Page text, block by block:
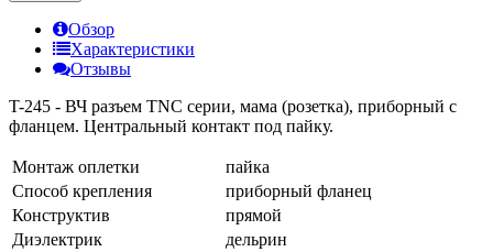
Обзор
Характеристики
Отзывы
T-245 - ВЧ разъем TNC серии, мама (розетка), приборный с
фланцем. Центральный контакт под пайку.
Монтаж оплетки
пайка
Способ крепления
приборный фланец
Конструктив
прямой
Диэлектрик
дельрин